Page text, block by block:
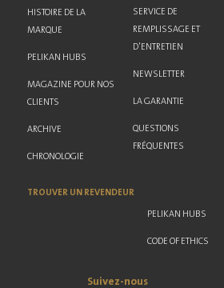
HISTOIRE DE LA
MARQUE
PELIKAN HUBS
MAGAZINE POUR NOS
CLIENTS
ARCHIVE
CHRONOLOGIE
SERVICE DE
REMPLISSAGE ET
D'ENTRETIEN
NEWSLETTER
LA GARANTIE
QUESTIONS
FRÉQUENTES
TROUVER UN REVENDEUR
PELIKAN HUBS
CODE OF ETHICS
Suivez-nous